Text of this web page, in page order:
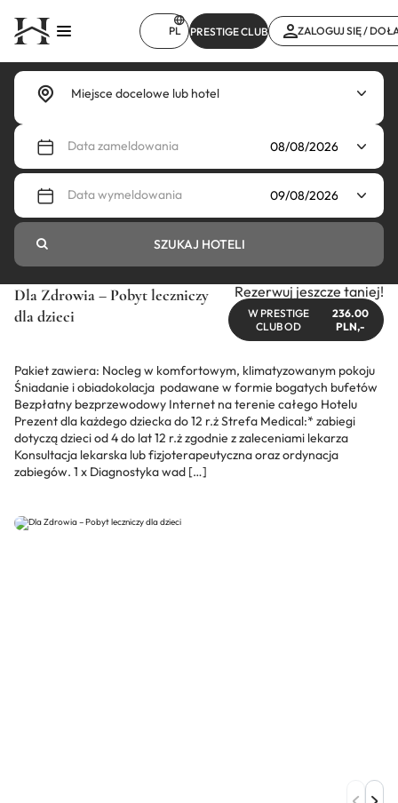
treści
PL PRESTIGE CLUB ZALOGUJ SIĘ /
Data zameldowania
Data wymeldowania
SZUKAJ HOTELI
Dla Zdrowia – Pobyt leczniczy
dla dzieci
Rezerwuj jeszcze taniej!
W PRESTIGE
CLUB OD
236.00
PLN,-
Pakiet zawiera: Nocleg w komfortowym, klimatyzowanym pokoju
Śniadanie i obiadokolacja podawane w formie bogatych bufetów
Bezpłatny bezprzewodowy Internet na terenie całego Hotelu
Prezent dla każdego dziecka do 12 r.ż Strefa Medical:* zabiegi
dotyczą dzieci od 4 do lat 12 r.ż zgodnie z zaleceniami lekarza
Konsultacja lekarska lub fizjoterapeutyczna oraz ordynacja
zabiegów. 1 x Diagnostyka wad […]